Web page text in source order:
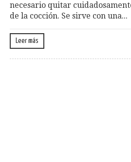
necesario quitar
de la cocción. Se sirve con una...
Leer más